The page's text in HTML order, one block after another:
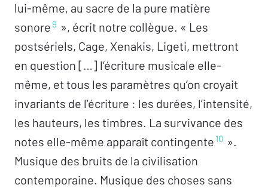
lui-même, au sacre de la pure matière
sonore 9 », écrit notre collègue. « Les
postsériels, Cage, Xenakis, Ligeti, mettront
en question […] l’écriture musicale elle-
même, et tous les paramètres qu’on croyait
invariants de l’écriture : les durées, l’intensité,
les hauteurs, les timbres. La survivance des
notes elle-même apparaît contingente 10 ».
Musique des bruits de la civilisation
contemporaine. Musique des choses sans